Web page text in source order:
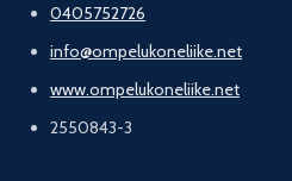
0405752726
info@ompelukoneliike.net
www.ompelukoneliike.net
2550843-3